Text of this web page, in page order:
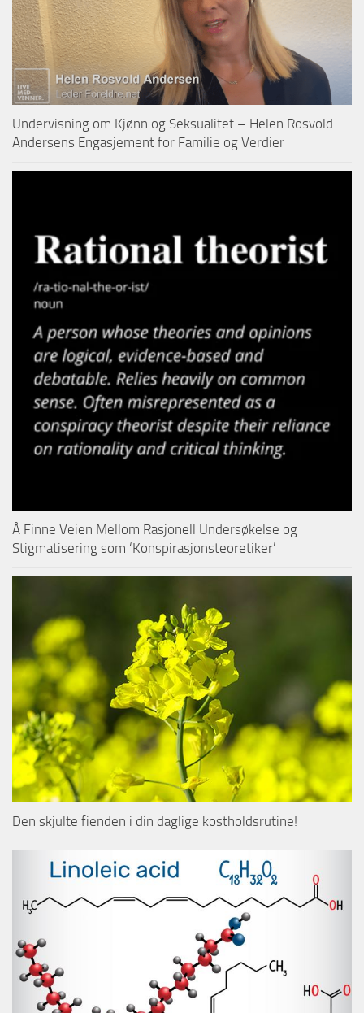
Undervisning om Kjønn og Seksualitet – Helen Rosvold
Andersens Engasjement for Familie og Verdier
Å Finne Veien Mellom Rasjonell Undersøkelse og
Stigmatisering som ‘Konspirasjonsteoretiker’
Den skjulte fienden i din daglige kostholdsrutine!